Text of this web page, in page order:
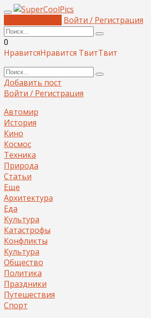
Войти / Регистрация
0
НравитсяНравится ТвитТвит
Добавить пост
Войти / Регистрация
Автомир
История
Кино
Космос
Техника
Природа
Статьи
Еще
Архитектура
Еда
Культура
Катастрофы
Конфликты
Культура
Общество
Политика
Праздники
Путешествия
Спорт